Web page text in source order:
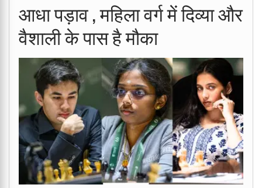
आधा पड़ाव , महिला वर्ग में दिव्या और
वैशाली के पास है मौका